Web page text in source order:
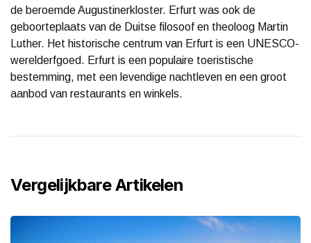
de beroemde Augustinerkloster. Erfurt was ook de
geboorteplaats van de Duitse filosoof en theoloog Martin
Luther. Het historische centrum van Erfurt is een UNESCO-
werelderfgoed. Erfurt is een populaire toeristische
bestemming, met een levendige nachtleven en een groot
aanbod van restaurants en winkels.
Vergelijkbare Artikelen